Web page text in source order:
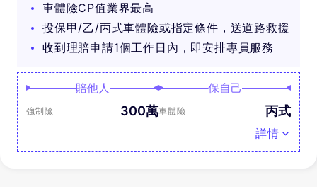
車體險CP值業界最高
投保甲/乙/丙式車體險或指定條件，送道路救援
收到理賠申請1個工作日內，即安排專員服務
賠他人
強制險 300萬
保自己
車體險 丙式
詳情